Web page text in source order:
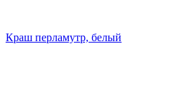
Краш перламутр, белый